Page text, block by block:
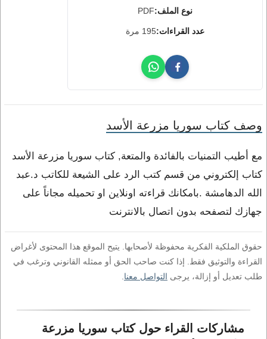
نوع الملف:PDF
عدد القراءات:195 مرة
وصف كتاب سوريا مزرعة الأسد
مع أطيب التمنيات بالفائدة والمتعة, كتاب سوريا مزرعة الأسد
كتاب إلكتروني من قسم كتب الرد على الشيعة للكاتب د.عبد
الله الدهامشة .بامكانك قراءته اونلاين او تحميله مجاناً على
جهازك لتصفحه بدون اتصال بالانترنت
حقوق الملكية الفكرية محفوظة لأصحابها. يتيح الموقع هذا المحتوى لأغراض
القراءة والتوثيق فقط. إذا كنت صاحب الحق أو ممثله القانوني وترغب في
طلب تعديل أو إزالة، يرجى التواصل معنا
مشاركات القراء حول كتاب سوريا مزرعة